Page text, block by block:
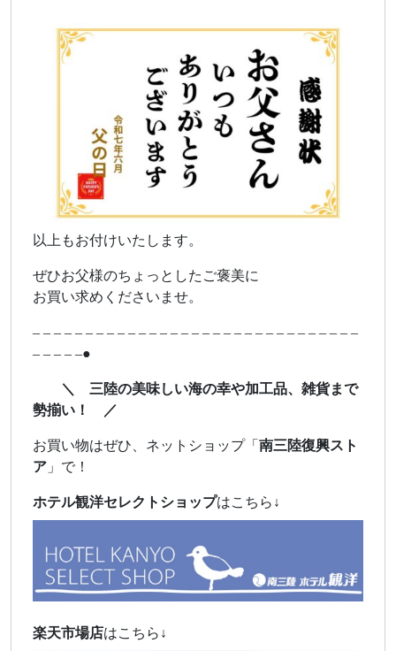
以上もお付けいたします。
ぜひお父様のちょっとしたご褒美に
お買い求めくださいませ。
– – – – – – – – – – – – – – – – – – – – – – – – – – – – – – –
– – – – –●
＼ 三陸の美味しい海の幸や加工品、雑貨まで
勢揃い！ ／
お買い物はぜひ、ネットショップ「 南三陸復興スト
ア 」で！
ホテル観洋セレクトショップはこちら↓
楽天市場店はこちら↓